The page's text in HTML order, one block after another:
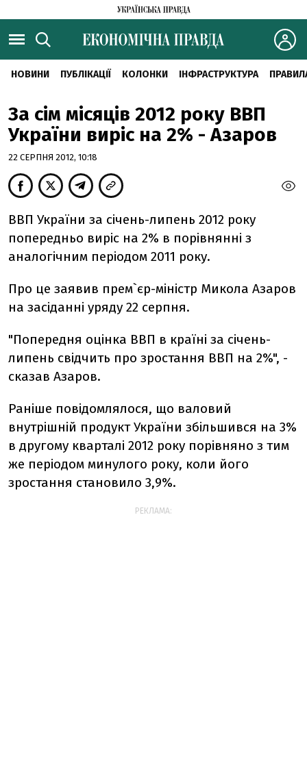
НОВИНИ ПУБЛІКАЦІЇ КОЛОНКИ ІНФРАСТРУКТУРА
За сім місяців 2012 року ВВП
України виріс на 2% - Азаров
22 СЕРПНЯ 2012, 10:18
ВВП України за січень-липень 2012 року
попередньо виріс на 2% в порівнянні з
аналогічним періодом 2011 року.
Про це заявив прем`єр-міністр Микола Азаров
на засіданні уряду 22 серпня.
"Попередня оцінка ВВП в країні за січень-
липень свідчить про зростання ВВП на 2%", -
сказав Азаров.
Раніше повідомлялося, що валовий
внутрішній продукт України збільшився на 3%
в другому кварталі 2012 року порівняно з тим
же періодом минулого року, коли його
зростання становило 3,9%.
РЕКЛАМА: